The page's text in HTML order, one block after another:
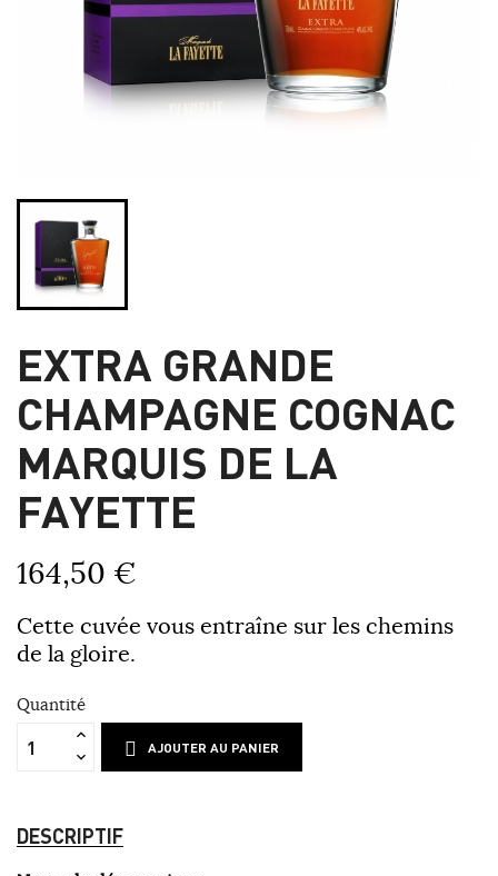
EXTRA GRANDE
CHAMPAGNE COGNAC
MARQUIS DE LA
FAYETTE
164,50 €
Cette cuvée vous entraîne sur les chemins
de la gloire.
Quantité
AJOUTER AU PANIER
DESCRIPTIF